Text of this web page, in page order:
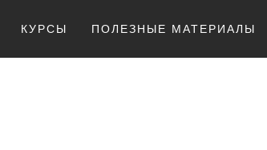
КУРСЫ ПОЛЕЗНЫЕ МАТЕРИАЛЫ